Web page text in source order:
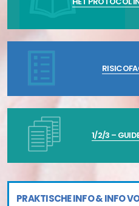
1/2/3 –
PRAKTISCHE INFO & INFO